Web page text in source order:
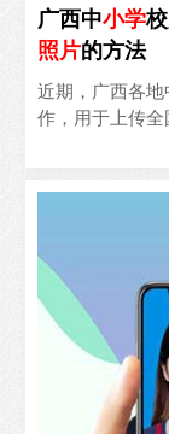
广西中小学
照片的方法
近期，广西各
作，用于上传